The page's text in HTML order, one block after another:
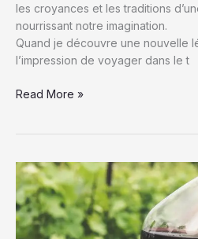
les croyances et les traditions
nourrissant notre imagination.
Quand je découvre une nouvelle
l’impression de voyager dans le t
Légendes
:
Découvrez
ces
récits
fascinants
Read More »